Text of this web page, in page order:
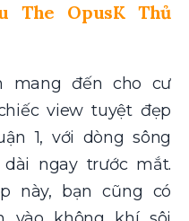
The OpusK Thủ
mang đến cho cư
view tuyệt đẹp
1, với dòng sông
ngay trước mắt.
này, bạn cũng có